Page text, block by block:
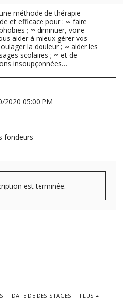
méthode de thérapie
et efficace pour : ∞ faire
; ∞ diminuer, voire
aider à mieux gérer vos
la douleur ; ∞ aider les
scolaires ; ∞ et de
insoupçonnées…
2020 05:00 PM
fondeurs
est terminée.
DATE DE DES STAGES PLUS